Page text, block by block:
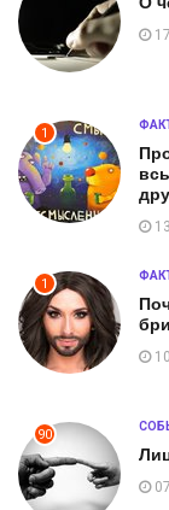
1
1
90